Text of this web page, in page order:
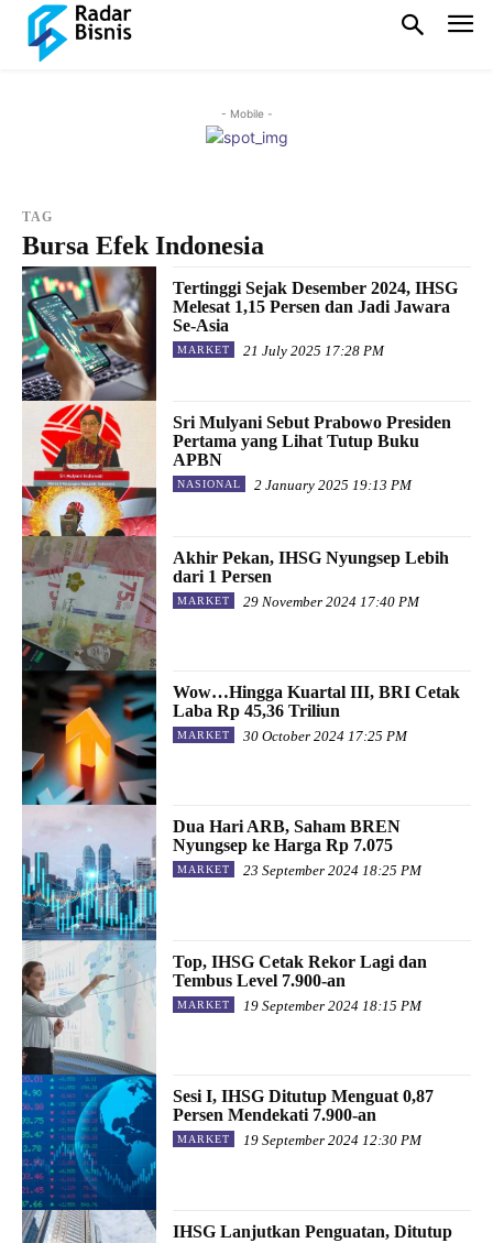
- Mobile -
TAG
Bursa Efek Indonesia
Tertinggi Sejak Desember 2024, IHSG
Melesat 1,15 Persen dan Jadi Jawara
Se-Asia
MARKET 21 July 2025 17:28 PM
Sri Mulyani Sebut Prabowo Presiden
Pertama yang Lihat Tutup Buku
APBN
NASIONAL 2 January 2025 19:13 PM
Akhir Pekan, IHSG Nyungsep Lebih
dari 1 Persen
MARKET 29 November 2024 17:40 PM
Wow…Hingga Kuartal III, BRI Cetak
Laba Rp 45,36 Triliun
MARKET 30 October 2024 17:25 PM
Dua Hari ARB, Saham BREN
Nyungsep ke Harga Rp 7.075
MARKET 23 September 2024 18:25 PM
Top, IHSG Cetak Rekor Lagi dan
Tembus Level 7.900-an
MARKET 19 September 2024 18:15 PM
Sesi I, IHSG Ditutup Menguat 0,87
Persen Mendekati 7.900-an
MARKET 19 September 2024 12:30 PM
IHSG Lanjutkan Penguatan, Ditutup